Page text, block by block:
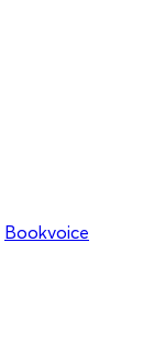
Bookvoice